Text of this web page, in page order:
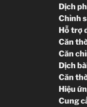
Dịch
Chỉnh
Hỗ trợ
Căn
Căn
Dịch
Căn
Hiệu
Cung